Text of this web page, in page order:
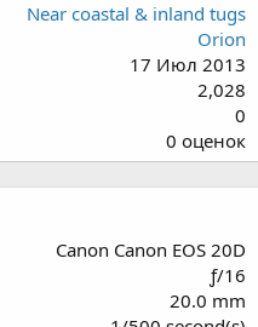
Near coastal & inland tugs
Orion
17 Июл 2013
2,028
0
0
.
0
з
ё
з
0 оценок
Canon Canon EOS 20D
ƒ/16
20.0 mm